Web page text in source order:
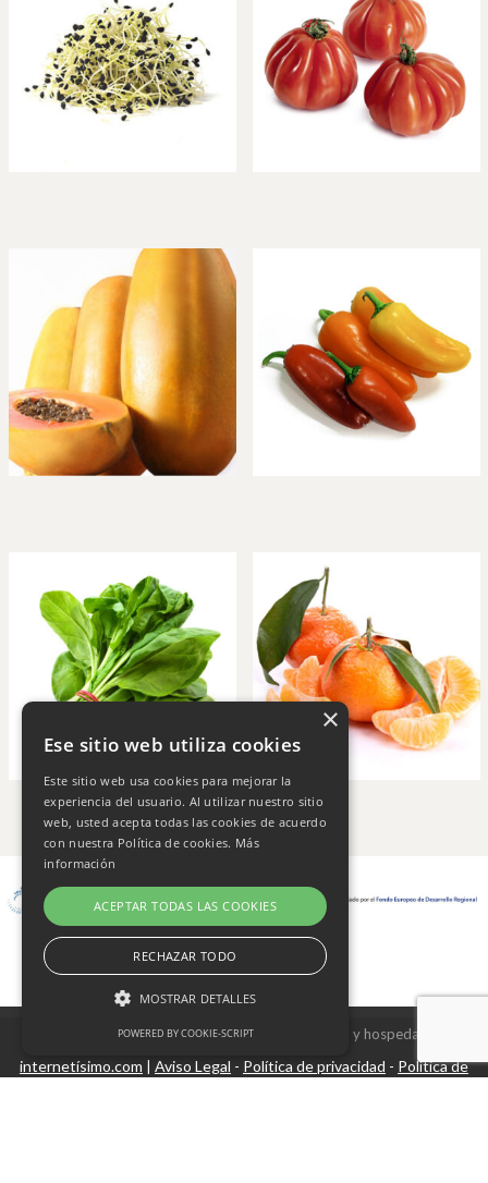
Copyright © 2026 Frutas Champi s.l. - Diseño y hospedaje
internetísimo.com | Aviso Legal - Política de privacidad - Política de
×
Ese sitio web utiliza cookies
Este sitio web usa cookies para mejorar la
experiencia del usuario. Al utilizar nuestro sitio
web, usted acepta todas las cookies de acuerdo
con nuestra Política de cookies. Más
información
ACEPTAR TODAS LAS COOKIES
RECHAZAR TODO
MOSTRAR DETALLES
POWERED BY COOKIE-SCRIPT